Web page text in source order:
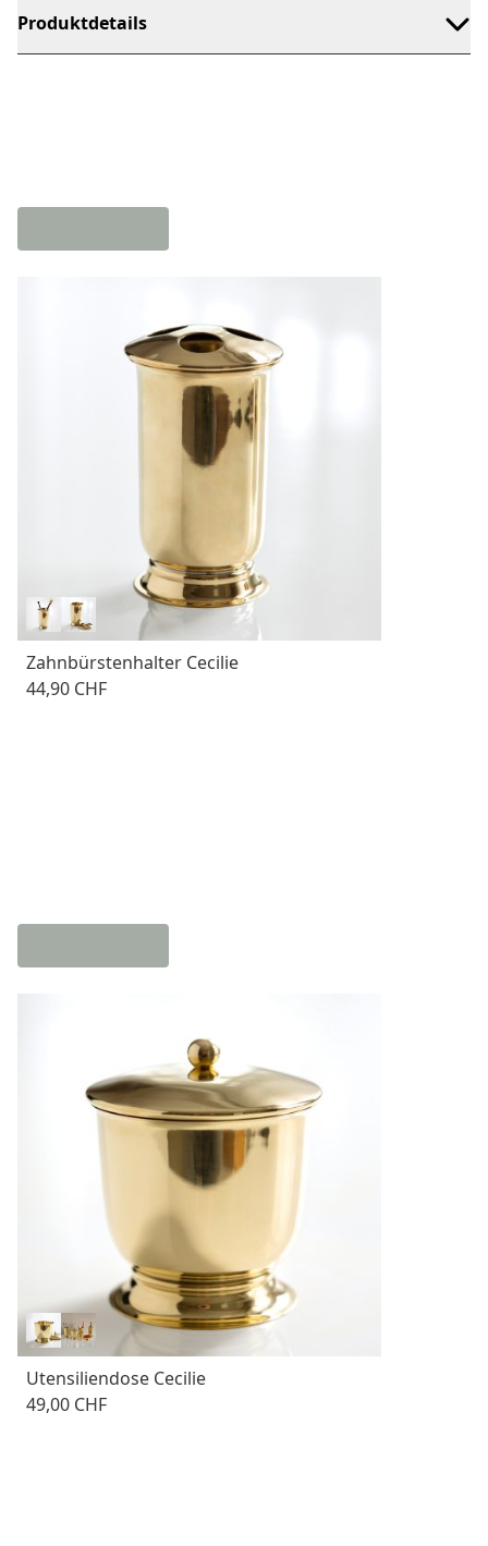
Produktdetails
Zahnbürstenhalter Cecilie
44,90 CHF
Utensiliendose Cecilie
49,00 CHF